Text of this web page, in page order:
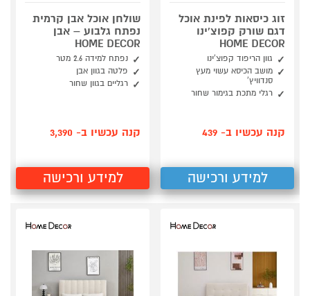
זוג כיסאות לפינת אוכל
דגם שורק קפוצ'ינו
HOME DECOR
גוון הריפוד קפוצ'ינו
מושב הכיסא עשוי מעץ
סנדוויץ'
רגלי מתכת בגימור שחור
קנה עכשיו ב- 439
למידע ורכישה
שולחן אוכל אבן קרמית
נפתח גלבוע – אבן
HOME DECOR
נפתח למידה 2.6 מטר
פלטה בגוון אבן
רגליים בגוון שחור
קנה עכשיו ב- 3,390
למידע ורכישה